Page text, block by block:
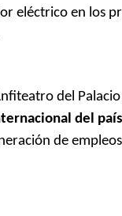
eléctrico en los
del
del país
de